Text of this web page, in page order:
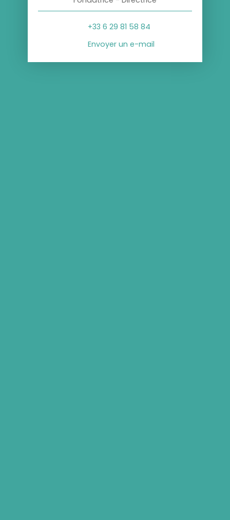
+33 6 29 81 58 84
Envoyer un e-mail